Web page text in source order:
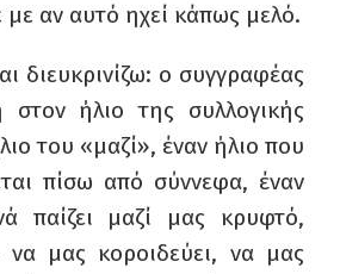
με αν αυτό ηχεί κάπως μελό.
διευκρινίζω: ο συγγραφέας
ήλιο της συλλογικής
του «μαζί», έναν ήλιο που
πίσω από σύννεφα, έναν
παίζει μαζί μας κρυφτό,
να μας κοροιδεύει, να μας